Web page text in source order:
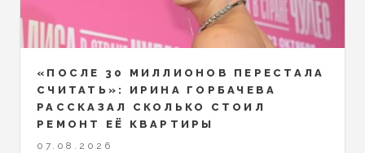
«ПОСЛЕ 30 МИЛЛИОНОВ ПЕРЕСТАЛА
СЧИТАТЬ»: ИРИНА ГОРБАЧЕВА
РАССКАЗАЛ СКОЛЬКО СТОИЛ
РЕМОНТ ЕЁ КВАРТИРЫ
07.08.2026